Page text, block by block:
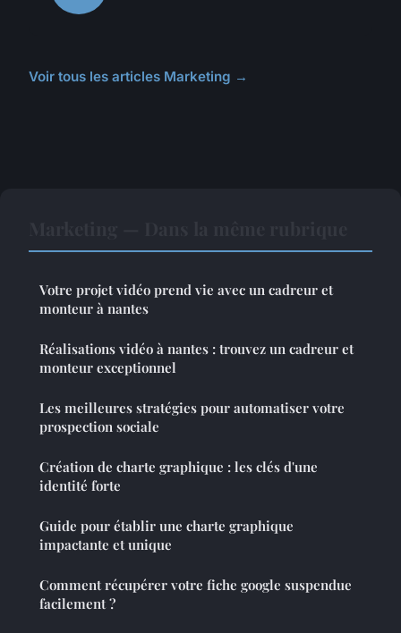
Voir tous les articles Marketing →
Votre projet vidéo prend vie avec un cadreur et
monteur à nantes
Réalisations vidéo à nantes : trouvez un cadreur et
monteur exceptionnel
Les meilleures stratégies pour automatiser votre
prospection sociale
Création de charte graphique : les clés d'une
identité forte
Guide pour établir une charte graphique
impactante et unique
Comment récupérer votre fiche google suspendue
facilement ?